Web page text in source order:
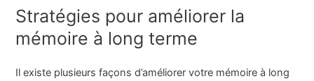
Stratégies pour améliorer la
mémoire à long terme
Il existe plusieurs façons d’améliorer votre mémoire à long